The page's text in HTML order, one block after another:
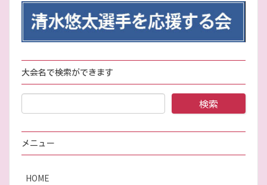
大会名で検索ができます
メニュー
HOME